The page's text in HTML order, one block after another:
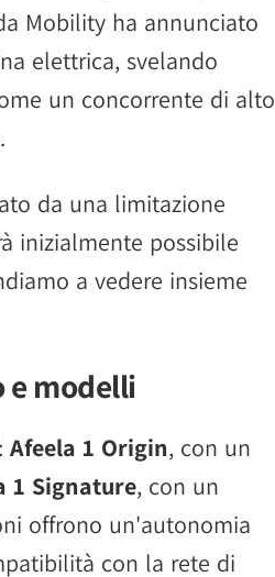
Mobility ha annunciato
elettrica, svelando
un concorrente di alto
da una limitazione
inizialmente possibile
a vedere insieme
e modelli
Afeela 1 Origin, con un
1 Signature, con un
offrono un'autonomia
con la rete di